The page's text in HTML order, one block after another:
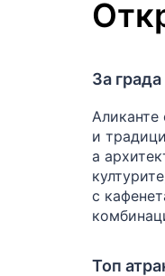
За града
Аликанте
и
а
с
Топ